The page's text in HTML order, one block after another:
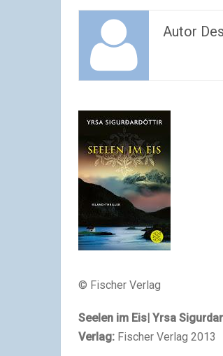
Autor
© Fischer Verlag
Seelen im Eis| Yrsa
Verlag: Fischer Verlag 2013